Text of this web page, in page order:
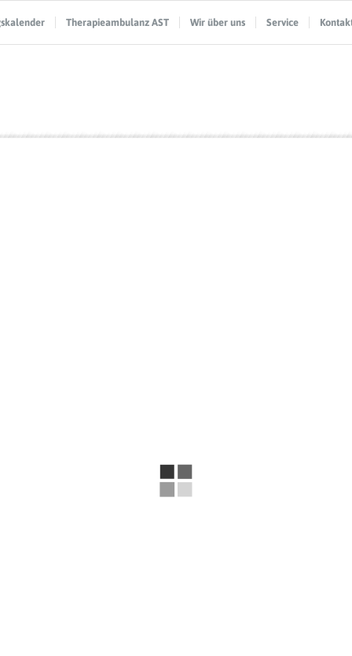
Therapieambulanz AST Wir über uns Service